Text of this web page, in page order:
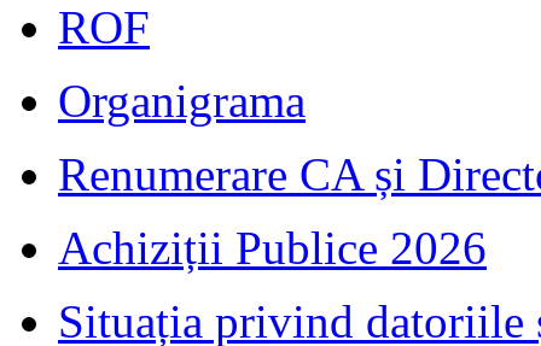
ROF
Organigrama
Renumerare CA și
Achiziții Publice 2026
Situația privind datoriile